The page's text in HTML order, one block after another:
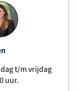
t/m vrijdag
uur.